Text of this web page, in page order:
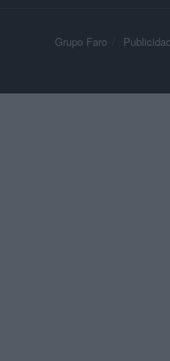
Grupo Faro Publicidad